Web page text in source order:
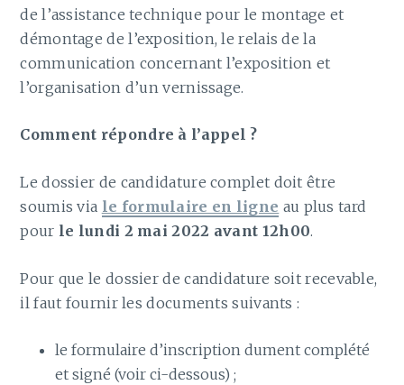
de l’assistance technique pour le montage et
démontage de l’exposition, le relais de la
communication concernant l’exposition et
l’organisation d’un vernissage.
Comment répondre à l’appel ?
Le dossier de candidature complet doit être
soumis via le formulaire en ligne au plus tard
pour le lundi 2 mai 2022 avant 12h00.
Pour que le dossier de candidature soit recevable,
il faut fournir les documents suivants :
le formulaire d’inscription dument complété
et signé (voir ci-dessous) ;